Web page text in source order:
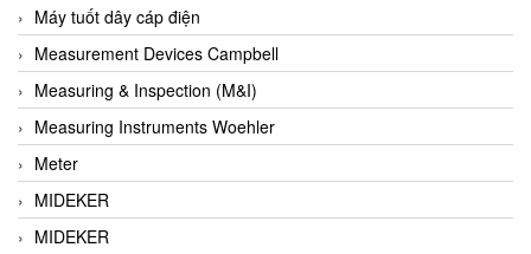
Barel Vietnam
Barksdale
Bartec
Basco
Baumer
Baumuller Vietnam
Baykee
Máy tuốt dây cáp điện
Measurement Devices Campbell
Measuring & Inspection (M&I)
Measuring Instruments Woehler
Meter
MIDEKER
MIDEKER